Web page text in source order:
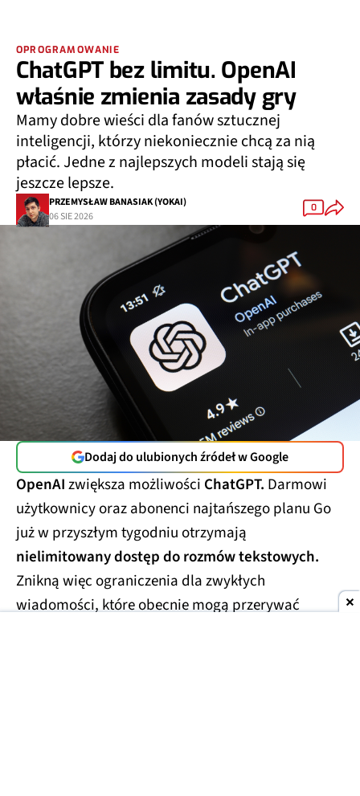
OPROGRAMOWANIE
ChatGPT bez limitu. OpenAI
właśnie zmienia zasady gry
Mamy dobre wieści dla fanów sztucznej
inteligencji, którzy niekoniecznie chcą za nią
płacić. Jedne z najlepszych modeli stają się
jeszcze lepsze.
PRZEMYSŁAW BANASIAK (YOKAI)
06 SIE 2026
0
Dodaj do ulubionych źródeł w Google
OpenAIzwiększa możliwości ChatGPT. Darmowi
użytkownicy oraz abonenci najtańszego planu Go
już w przyszłym tygodniu otrzymają
nielimitowany dostęp do rozmów tekstowych.
Znikną więc ograniczenia dla zwykłych
wiadomości, które obecnie mogą przerywać